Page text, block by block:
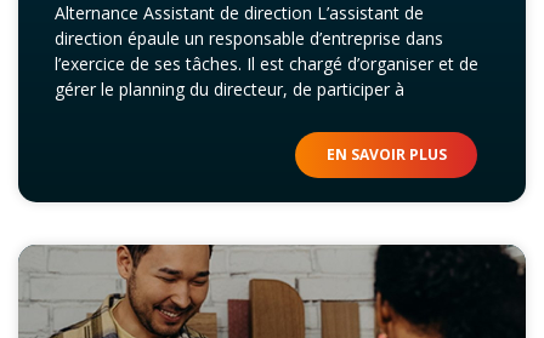
Alternance Assistant de direction L’assistant de
direction épaule un responsable d’entreprise dans
l’exercice de ses tâches. Il est chargé d’organiser et de
gérer le planning du directeur, de participer à
EN SAVOIR PLUS